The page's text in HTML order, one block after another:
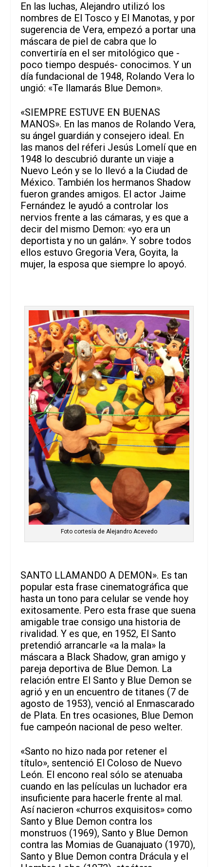
En las luchas, Alejandro utilizó los
nombres de El Tosco y El Manotas, y por
sugerencia de Vera, empezó a portar una
máscara de piel de cabra que lo
convertiría en el ser mitológico que -
poco tiempo después- conocimos. Y un
día fundacional de 1948, Rolando Vera lo
ungió: «Te llamarás Blue Demon».
«SIEMPRE ESTUVE EN BUENAS
MANOS». En las manos de Rolando Vera,
su ángel guardián y consejero ideal. En
las manos del réferi Jesús Lomelí que en
1948 lo descubrió durante un viaje a
Nuevo León y se lo llevó a la Ciudad de
México. También los hermanos Shadow
fueron grandes amigos. El actor Jaime
Fernández le ayudó a controlar los
nervios frente a las cámaras, y es que a
decir del mismo Demon: «yo era un
deportista y no un galán». Y sobre todos
ellos estuvo Gregoria Vera, Goyita, la
mujer, la esposa que siempre lo apoyó.
Foto cortesía de Alejandro Acevedo
SANTO LLAMANDO A DEMON». Es tan
popular esta frase cinematográfica que
hasta un tono para celular se vende hoy
exitosamente. Pero esta frase que suena
amigable trae consigo una historia de
rivalidad. Y es que, en 1952, El Santo
pretendió arrancarle «a la mala» la
máscara a Black Shadow, gran amigo y
pareja deportiva de Blue Demon. La
relación entre El Santo y Blue Demon se
agrió y en un encuentro de titanes (7 de
agosto de 1953), venció al Enmascarado
de Plata. En tres ocasiones, Blue Demon
fue campeón nacional de peso welter.
«Santo no hizo nada por retener el
título», sentenció El Coloso de Nuevo
León. El encono real sólo se atenuaba
cuando en las películas un luchador era
insuficiente para hacerle frente al mal.
Así nacieron «churros exquisitos» como
Santo y Blue Demon contra los
monstruos (1969), Santo y Blue Demon
contra las Momias de Guanajuato (1970),
Santo y Blue Demon contra Drácula y el